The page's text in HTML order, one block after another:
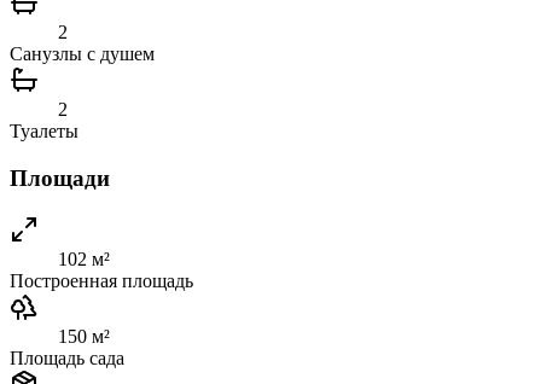
2
Санузлы с душем
2
Туалеты
Площади
102 м²
Построенная площадь
150 м²
Площадь сада